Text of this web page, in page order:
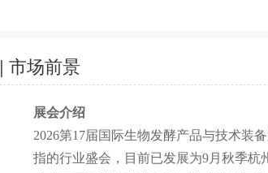
| 市场前景
展会介绍
2026第17届国际生物发酵产品与技术装
指的行业盛会，目前已发展为9月秋季杭